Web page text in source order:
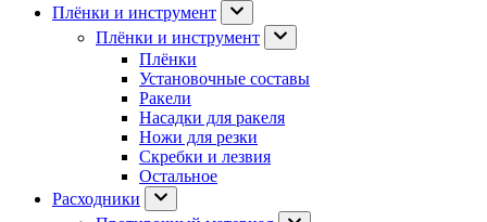
Плёнки и инструмент
Плёнки и инструмент
Плёнки
Установочные составы
Ракели
Насадки для ракеля
Ножи для резки
Скребки и лезвия
Остальное
Расходники